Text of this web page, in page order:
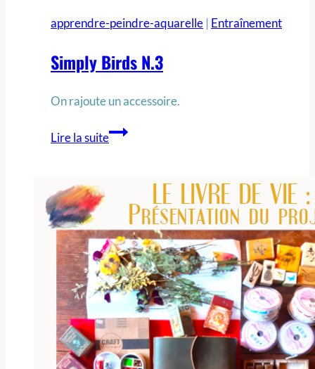
apprendre-peindre-aquarelle | Entraînement
Simply Birds N.3
On rajoute un accessoire.
Lire la suite